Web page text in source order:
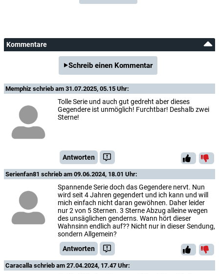
Kommentare
Schreib einen Kommentar
Memphiz schrieb am 31.07.2025, 05.15 Uhr:
Tolle Serie und auch gut gedreht aber dieses
Gegendere ist unmöglich! Furchtbar! Deshalb zwei
Sterne!
Antworten
Serienfan81 schrieb am 09.06.2024, 18.01 Uhr:
Spannende Serie doch das Gegendere nervt. Nun
wird seit 4 Jahren gegendert und ich kann und will
mich einfach nicht daran gewöhnen. Daher leider
nur 2 von 5 Sternen. 3 Sterne Abzug alleine wegen
des unsäglichen genderns. Wann hört dieser
Wahnsinn endlich auf?? Nicht nur in dieser Sendung,
sondern Allgemein?
Antworten
Caracalla schrieb am 27.04.2024, 17.47 Uhr: